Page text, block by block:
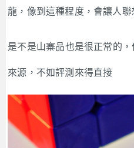
龍，像到這種程度，會讓人聯
是不是山寨品也是很正常的
來源，不如評測來得直接